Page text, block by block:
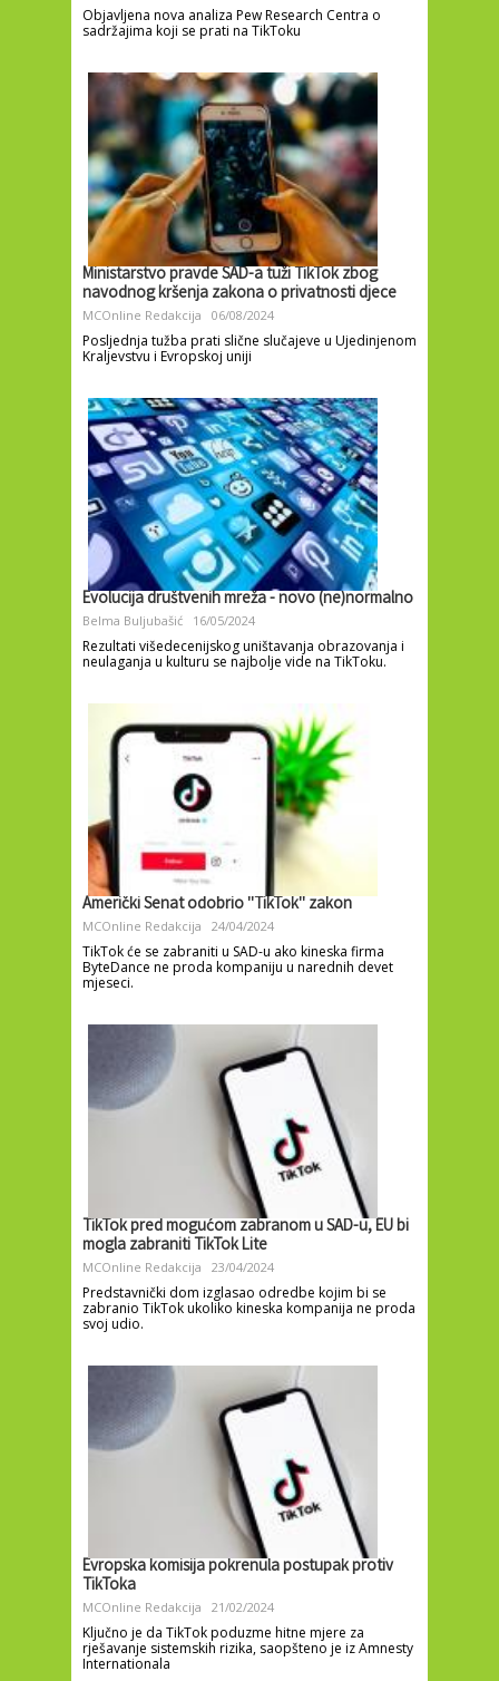
Objavljena nova analiza Pew Research Centra o
sadržajima koji se prati na TikToku
Ministarstvo pravde SAD-a tuži TikTok zbog
navodnog kršenja zakona o privatnosti djece
MCOnline Redakcija 06/08/2024
Posljednja tužba prati slične slučajeve u Ujedinjenom
Kraljevstvu i Evropskoj uniji
Evolucija društvenih mreža - novo (ne)normalno
Belma Buljubašić 16/05/2024
Rezultati višedecenijskog uništavanja obrazovanja i
neulaganja u kulturu se najbolje vide na TikToku.
Američki Senat odobrio ''TikTok'' zakon
MCOnline Redakcija 24/04/2024
TikTok će se zabraniti u SAD-u ako kineska firma
ByteDance ne proda kompaniju u narednih devet
mjeseci.
TikTok pred mogućom zabranom u SAD-u, EU bi
mogla zabraniti TikTok Lite
MCOnline Redakcija 23/04/2024
Predstavnički dom izglasao odredbe kojim bi se
zabranio TikTok ukoliko kineska kompanija ne proda
svoj udio.
Evropska komisija pokrenula postupak protiv
TikToka
MCOnline Redakcija 21/02/2024
Ključno je da TikTok poduzme hitne mjere za
rješavanje sistemskih rizika, saopšteno je iz Amnesty
Internationala